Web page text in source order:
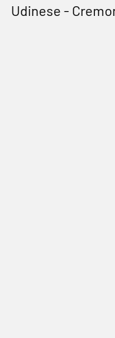
Udinese -